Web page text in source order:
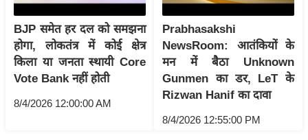
c
k
L
k
BJP समेत हर दल को समझना
होगा, लोकतंत्र में कोई क्षेत्र
किला या जनता स्थायी Core
Vote Bank नहीं होती
8/4/2026 12:00:00 AM
Prabhasakshi
NewsRoom: आतंकियों के
मन में बैठा Unknown
Gunmen का डर, LeT के
Rizwan Hanif का दावा
8/4/2026 12:55:00 PM